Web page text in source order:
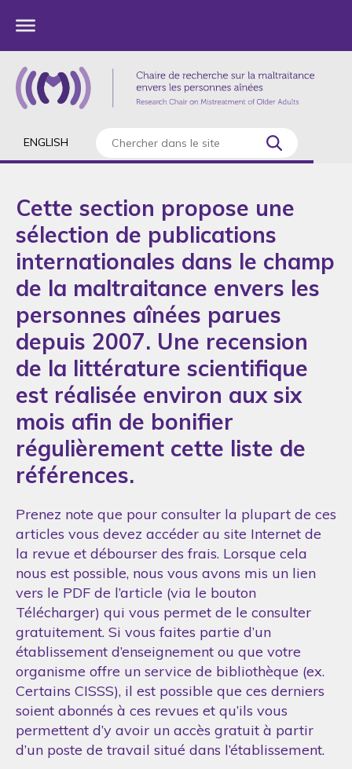
ENGLISH
Cette section propose une
sélection de publications
internationales dans le champ
de la maltraitance envers les
personnes aînées parues
depuis 2007. Une recension
de la littérature scientifique
est réalisée environ aux six
mois afin de bonifier
régulièrement cette liste de
références.
Prenez note que pour consulter la plupart de ces
articles vous devez accéder au site Internet de
la revue et débourser des frais. Lorsque cela
nous est possible, nous vous avons mis un lien
vers le PDF de l’article (via le bouton
Télécharger) qui vous permet de le consulter
gratuitement. Si vous faites partie d’un
établissement d’enseignement ou que votre
organisme offre un service de bibliothèque (ex.
Certains CISSS), il est possible que ces derniers
soient abonnés à ces revues et qu’ils vous
permettent d’y avoir un accès gratuit à partir
d’un poste de travail situé dans l’établissement.